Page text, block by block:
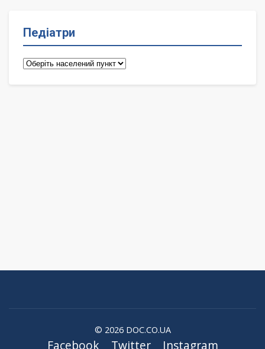
Педіатри
Педіатри
© 2026 DOC.CO.UA
Facebook Twitter Instagram